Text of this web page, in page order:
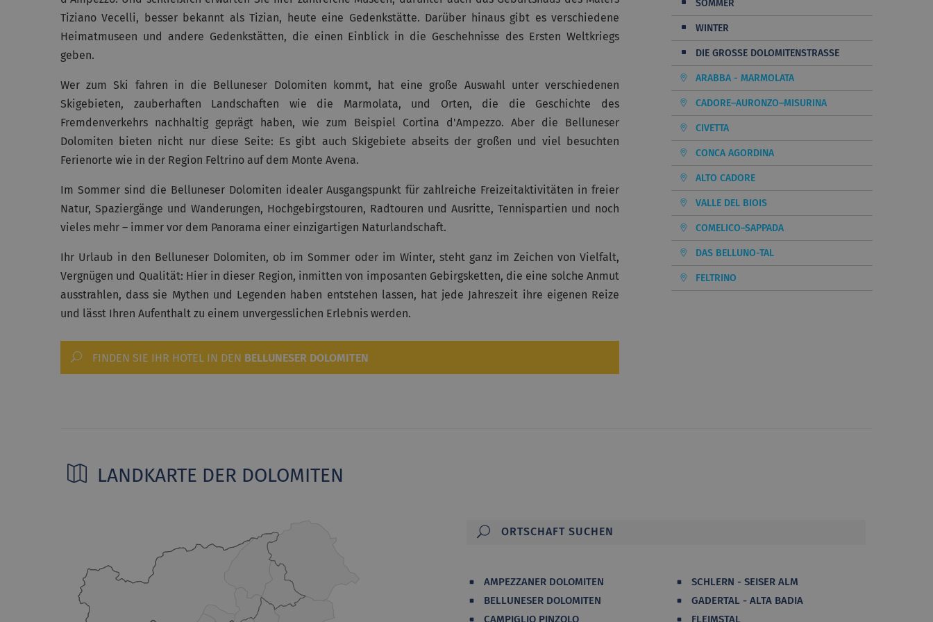
SOMMER
WINTER
DIE GROSSE DOLOMITENSTRASSE
ARABBA - MARMOLATA
CADORE–AURONZO–MISURINA
CIVETTA
CONCA AGORDINA
ALTO CADORE
VALLE DEL BIOIS
COMELICO–SAPPADA
DAS BELLUNO-TAL
FELTRINO
Tiziano Vecelli, besser bekannt als Tizian, heute eine Gedenkstätte. Darüber hinaus gibt es verschiedene
Heimatmuseen und andere Gedenkstätten, die einen Einblick in die Geschehnisse des Ersten Weltkriegs
geben.
Wer zum Ski fahren in die Belluneser Dolomiten kommt, hat eine große Auswahl unter verschiedenen
Skigebieten, zauberhaften Landschaften wie die Marmolata, und Orten, die die Geschichte des
Fremdenverkehrs nachhaltig geprägt haben, wie zum Beispiel Cortina d'Ampezzo. Aber die Belluneser
Dolomiten bieten nicht nur diese Seite: Es gibt auch Skigebiete abseits der großen und viel besuchten
Ferienorte wie in der Region Feltrino auf dem Monte Avena.
Im Sommer sind die Belluneser Dolomiten idealer Ausgangspunkt für zahlreiche Freizeitaktivitäten in freier
Natur, Spaziergänge und Wanderungen, Hochgebirgstouren, Radtouren und Ausritte, Tennispartien und noch
vieles mehr – immer vor dem Panorama einer einzigartigen Naturlandschaft.
Ihr Urlaub in den Belluneser Dolomiten, ob im Sommer oder im Winter, steht ganz im Zeichen von Vielfalt,
Vergnügen und Qualität: Hier in dieser Region, inmitten von imposanten Gebirgsketten, die eine solche Anmut
ausstrahlen, dass sie Mythen und Legenden haben entstehen lassen, hat jede Jahreszeit ihre eigenen Reize
und lässt Ihren Aufenthalt zu einem unvergesslichen Erlebnis werden.
FINDEN SIE IHR HOTEL IN DEN BELLUNESER DOLOMITEN
LANDKARTE DER DOLOMITEN
AMPEZZANER DOLOMITEN
BELLUNESER DOLOMITEN
CAMPIGLIO PINZOLO
SCHLERN - SEISER ALM
GADERTAL - ALTA BADIA
FLEIMSTAL